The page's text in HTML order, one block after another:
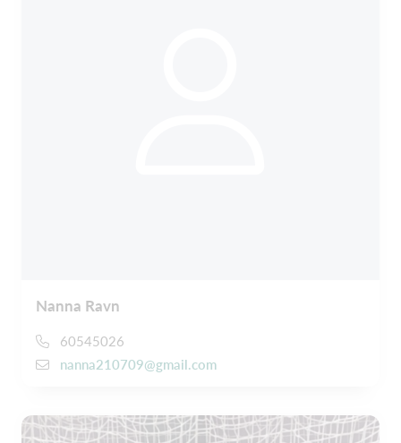
Nanna Ravn
60545026
nanna210709@gmail.com